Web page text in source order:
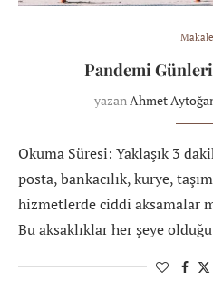
Pandemi
yazanAhmet
Okuma Süresi: Yaklaşık 3
posta, bankacılık, kurye,
hizmetlerde ciddi aksamalar
Bu aksaklıklar her şeye